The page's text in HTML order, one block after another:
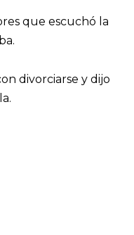
que escuchó la
divorciarse y dijo